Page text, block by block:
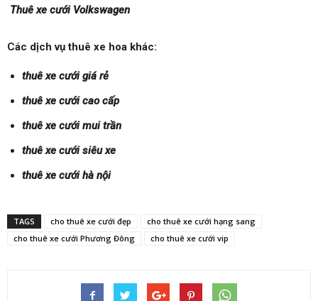
Thuê xe cưới Volkswagen
Các dịch vụ thuê xe hoa khác:
thuê xe cưới giá rẻ
thuê xe cưới cao cấp
thuê xe cưới mui trần
thuê xe cưới siêu xe
thuê xe cưới hà nội
TAGS cho thuê xe cưới đẹp
cho thuê xe cưới hạng sang
cho thuê xe cưới Phương Đông
cho thuê xe cưới vip